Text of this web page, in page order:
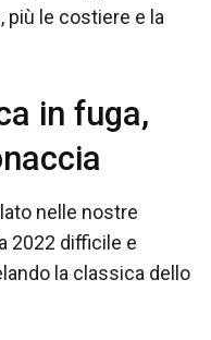
più le costiere e la
in fuga,
nelle nostre
2022 difficile e
la classica dello